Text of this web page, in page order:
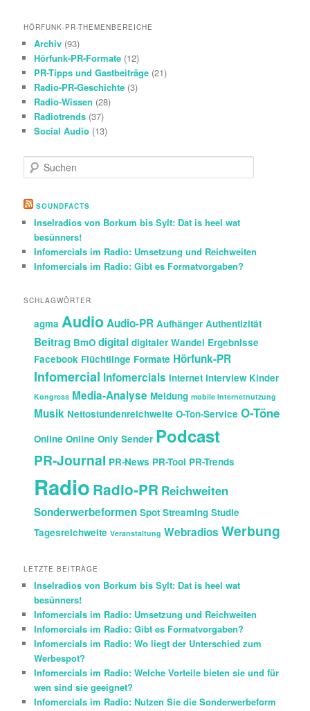
HÖRFUNK-PR-THEMENBEREICHE
Archiv (93)
Hörfunk-PR-Formate (12)
PR-Tipps und Gastbeiträge (21)
Radio-PR-Geschichte (3)
Radio-Wissen (28)
Radiotrends (37)
Social Audio (13)
u
h
SOUNDFACTS
Inselradios von Borkum bis Sylt: Dat is heel wat
besünners!
Infomercials im Radio: Umsetzung und Reichweiten
Infomercials im Radio: Gibt es Formatvorgaben?
SCHLAGWÖRTER
agma AudioAudio-PR Aufhänger Authentizität
Beitrag BmO digital digitaler Wandel Ergebnisse
Facebook Flüchtlinge Formate Hörfunk-PR
Infomercial Infomercials Internet Interview Kinder
Kongress Media-Analyse Meldung mobile Internetnutzung
Musik Nettostundenreichweite O-Ton-Service O-Töne
Online Online Only Sender Podcast
PR-Journal PR-News PR-Tool PR-Trends
Radio Radio-PR Reichweiten
Sonderwerbeformen Spot Streaming Studie
Tagesreichweite Veranstaltung Webradios Werbung
LETZTE BEITRÄGE
Inselradios von Borkum bis Sylt: Dat is heel wat
besünners!
Infomercials im Radio: Umsetzung und Reichweiten
Infomercials im Radio: Gibt es Formatvorgaben?
Infomercials im Radio: Wo liegt der Unterschied zum
Werbespot?
Infomercials im Radio: Welche Vorteile bieten sie und für
wen sind sie geeignet?
Infomercials im Radio: Nutzen Sie die Sonderwerbeform